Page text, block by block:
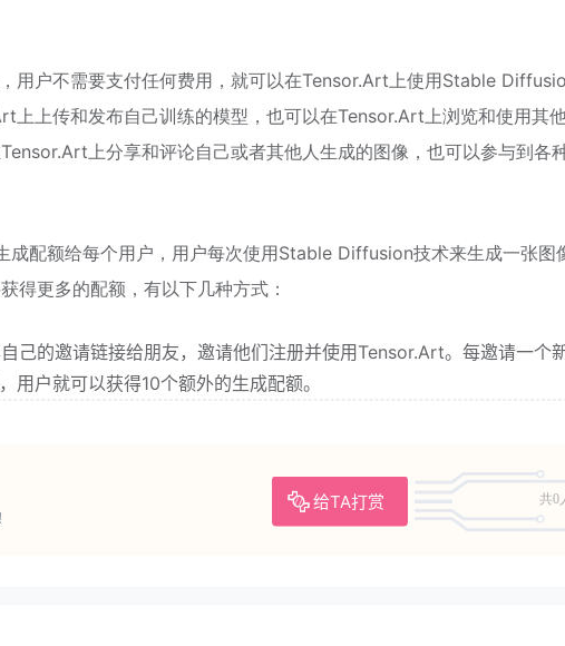
用户不需要支付任何费用，就可以在Tensor.Art上使用Stable
上上传和发布自己训练的模型，也可以在Tensor.Art上浏览和使用其
上分享和评论自己或者其他人生成的图像，也可以参与到各
成配额给每个用户，用户每次使用Stable Diffusion技术来生成一张图
得更多的配额，有以下几种方式：
己的邀请链接给朋友，邀请他们注册并使用Tensor.Art。每邀请一个
用户就可以获得10个额外的生成配额。
给TA打赏 共0